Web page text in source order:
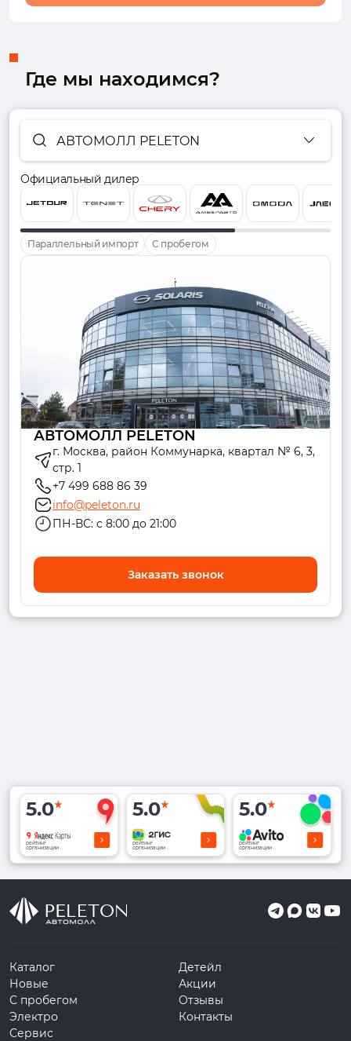
Где мы находимся?
АВТОМОЛЛ PELETON
Официальный дилер
Параллельный импорт С пробегом
АВТОМОЛЛ PELETON
г. Москва, район Коммунарка, квартал № 6, 3,
стр. 1
+7 499 688 86 39
info@peleton.ru
ПН-ВС: с 8:00 до 21:00
Заказать звонок
5.0
рейтинг
организации
5.0
рейтинг
организации
5.0
рейтинг
организации
Каталог
Новые
С пробегом
Электро
Сервис
Детейл
Акции
Отзывы
Контакты